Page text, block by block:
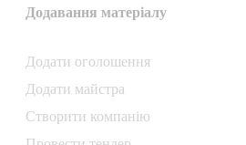
Додавання матеріалу
Додати oголошення
Додати майстра
Створити компанiю